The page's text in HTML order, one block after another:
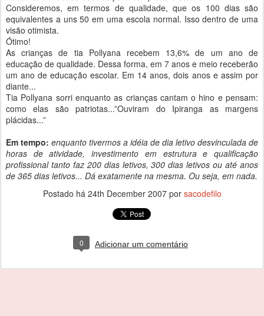
Consideremos, em termos de qualidade, que os 100 dias são
equivalentes a uns 50 em uma escola normal. Isso dentro de uma
visão otimista.
Ótimo!
As crianças de tia Pollyana recebem 13,6% de um ano de
educação de qualidade. Dessa forma, em 7 anos e meio receberão
um ano de educação escolar. Em 14 anos, dois anos e assim por
diante...
Tia Pollyana sorri enquanto as crianças cantam o hino e pensam:
como elas são patriotas...”Ouviram do Ipiranga as margens
plácidas...”
Em tempo: enquanto tivermos a idéia de dia letivo desvinculada de
horas de atividade, investimento em estrutura e qualificação
profissional tanto faz 200 dias letivos, 300 dias letivos ou até anos
de 365 dias letivos... Dá exatamente na mesma. Ou seja, em nada.
Postado há 24th December 2007por sacodefilo
0 Adicionar um comentário